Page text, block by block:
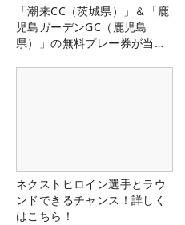
「潮来CC（茨城県）」＆「鹿
児島ガーデンGC（鹿児島
県）」の無料プレー券が当た
ネクストヒロイン選手とラウ
ンドできるチャンス！詳しく
はこちら！